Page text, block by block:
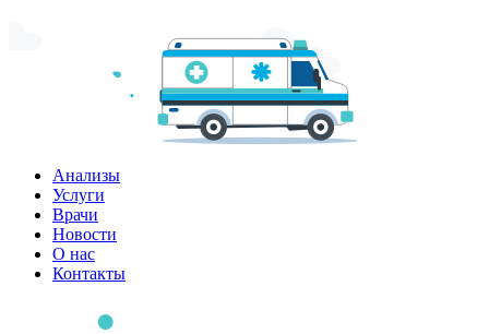
Анализы
Услуги
Врачи
Новости
О нас
Контакты